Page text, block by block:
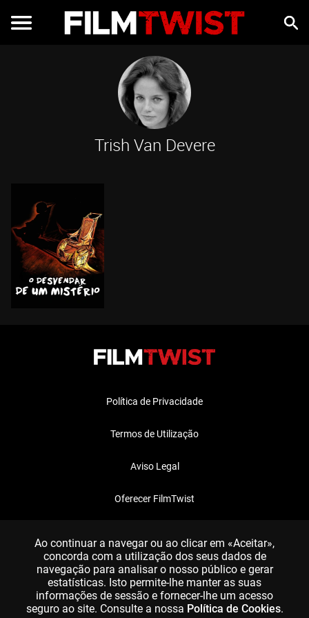
Trish Van Devere
Política de Privacidade
Termos de Utilização
Aviso Legal
Oferecer FilmTwist
Ao continuar a navegar ou ao clicar em «Aceitar»,
concorda com a utilização dos seus dados de
navegação para analisar o nosso público e gerar
estatísticas. Isto permite-lhe manter as suas
informações de sessão e fornecer-lhe um acesso
seguro ao site. Consulte a nossa Política de Cookies.